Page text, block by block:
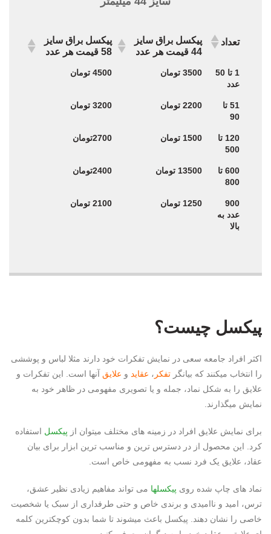
تعداد
پیکسل براق سایز
44 قیمت هر عدد
پیکسل براق سایز
58 قیمت هر عدد
تعداد
پیکسل براق سایز
پیکسل براق سایز
1 تا 50
عدد
3500 تومان 4500 تومان
51 تا
90
2200 تومان 3200 تومان
120 تا
500
1500 تومان 2700تومان
600 تا
800
13500 تومان 2400تومان
900
عدد به
بالا
1250 تومان 2100 تومان
پیکسل چیست؟
اکثر افراد جامعه سعی در نمایش تفکرات خود دارند مثلا لباس و پوششی
را انتخاب میکنند که بیانگر تفکر ، عقاید و علایق آنها است. این تفکرات و
علایق را به شکل نماد، جمله و یا تصویری مفهومی در ظاهر خود به
نمایش میگذارند.
برای نمایش علایق افراد در زمینه های مختلف میتوان از پیکسل استفاده
کرد. این محصول از در دسترس ترین و مناسب ترین ابزار برای بیان
عقاد، علایق یک فرد نسب به مفهومی خاص است.
نماد های چاپ شده روی پیکسلها می تواند مفاهیم زیادی نظیر عشق،
ترس، امید و ناامیدی و برندی خاص و حتی طرفداری از سبک یا شخصیت
خاصی را نشان دهند. پیکسل باعث میشوند تا شما بدون کوچکترین کلمه